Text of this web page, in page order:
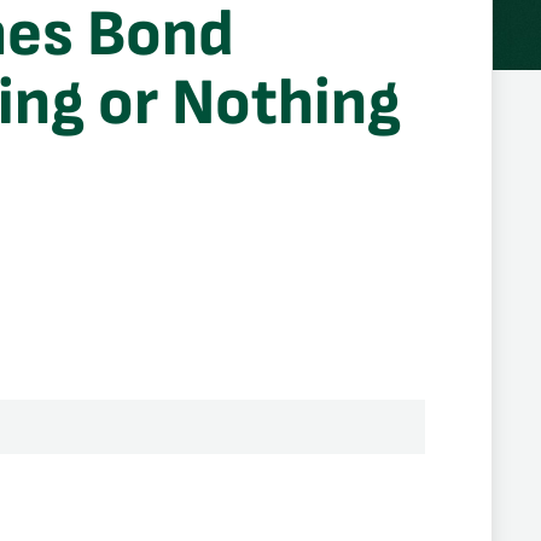
Bond
or Nothing